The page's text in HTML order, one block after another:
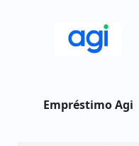
Empréstimo Agi